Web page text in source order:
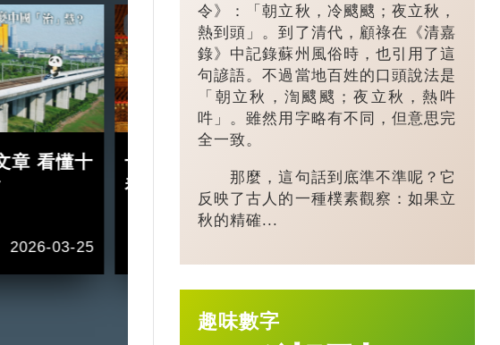
章 看懂十
2026-03-25
十五五規劃｜五年規劃 藏
着甚麼中國「治」慧？
3:49
鎮：一粒珍珠
億璀璨王國？
令》：「朝立秋，冷颼颼；夜立秋，
熱到頭」。到了清代，顧祿在《清嘉
錄》中記錄蘇州風俗時，也引用了這
句諺語。不過當地百姓的口頭說法是
「朝立秋，渹颼颼；夜立秋，熱吽
吽」。雖然用字略有不同，但意思完
全一致。
那麼，這句話到底準不準呢？它
反映了古人的一種樸素觀察：如果立
秋的精確...
趣味數字